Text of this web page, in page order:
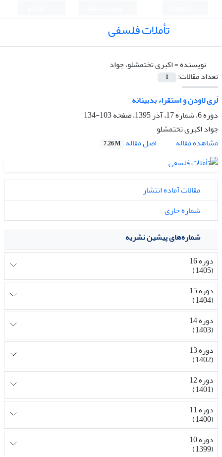
تأملات فلسفی
نویسنده =اکبری تختمشلو، جواد
تعداد مقالات:
1
لَری لاودن و استقراء بدبینانه
دوره 6، شماره 17، آذر 1395، صفحه
103-134
جواد اکبری تختمشلو
مشاهده مقاله
اصل مقاله 7.26 M
مقالات آماده انتشار
شماره جاری
شماره‌های پیشین نشریه
دوره 16
(1405)
دوره 15
(1404)
دوره 14
(1403)
دوره 13
(1402)
دوره 12
(1401)
دوره 11
(1400)
دوره 10
(1399)